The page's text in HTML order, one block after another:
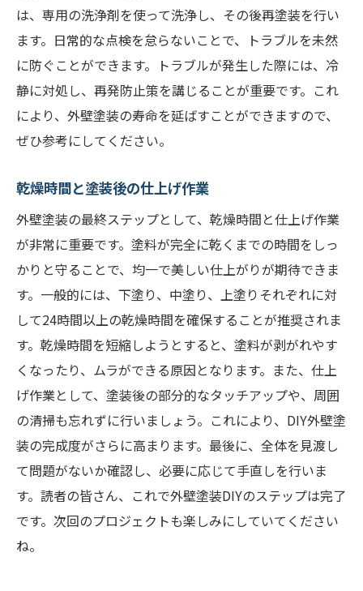
は、専用の洗浄剤を使って洗浄し、その後再塗装を行い
ます。日常的な点検を怠らないことで、トラブルを未然
に防ぐことができます。トラブルが発生した際には、冷
静に対処し、再発防止策を講じることが重要です。これ
により、外壁塗装の寿命を延ばすことができますので、
ぜひ参考にしてください。
乾燥時間と塗装後の仕上げ作業
外壁塗装の最終ステップとして、乾燥時間と仕上げ作業
が非常に重要です。塗料が完全に乾くまでの時間をしっ
かりと守ることで、均一で美しい仕上がりが期待できま
す。一般的には、下塗り、中塗り、上塗りそれぞれに対
して24時間以上の乾燥時間を確保することが推奨されま
す。乾燥時間を短縮しようとすると、塗料が剥がれやす
くなったり、ムラができる原因となります。また、仕上
げ作業として、塗装後の部分的なタッチアップや、周囲
の清掃も忘れずに行いましょう。これにより、DIY外壁塗
装の完成度がさらに高まります。最後に、全体を見渡し
て問題がないか確認し、必要に応じて手直しを行いま
す。読者の皆さん、これで外壁塗装DIYのステップは完了
です。次回のプロジェクトも楽しみにしていてください
ね。